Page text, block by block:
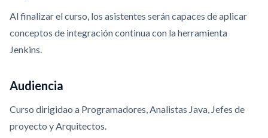
Al finalizar el curso, los asistentes serán capaces de​ aplicar
conceptos de integración continua con la herramienta
Jenkins.
Audiencia
Curso dirigidao a Programadores, Analistas Java, Jefes de
proyecto y Arquitectos.